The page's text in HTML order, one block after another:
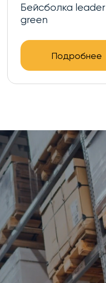
Бейсболка leader
green
Подробнее